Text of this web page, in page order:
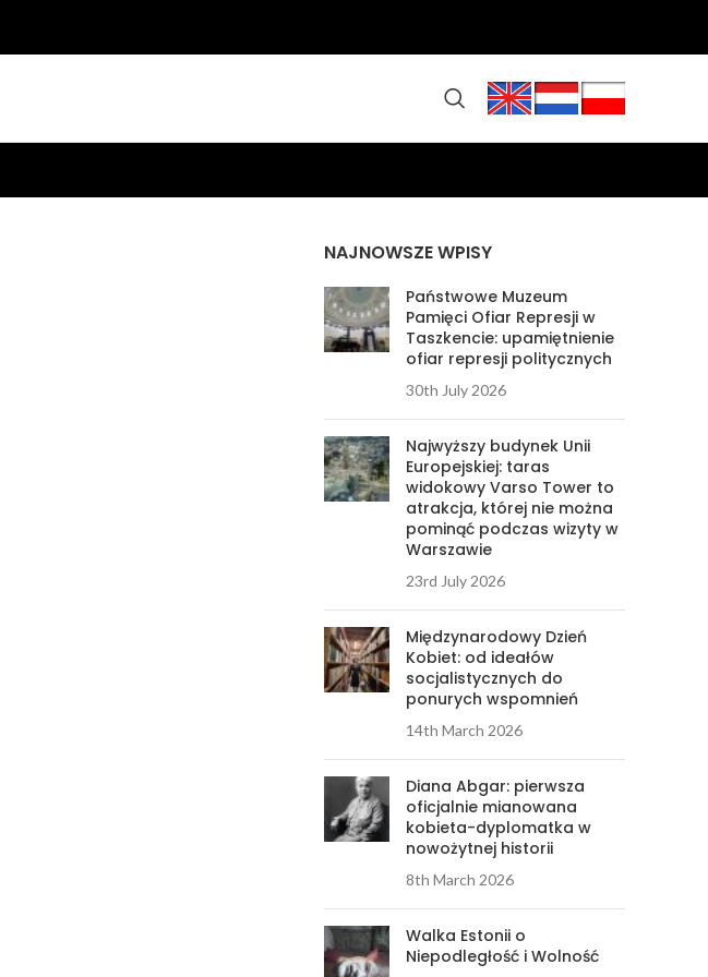
NAJNOWSZE WPISY
Państwowe Muzeum
Pamięci Ofiar Represji w
Taszkencie: upamiętnienie
ofiar represji politycznych
30th July 2026
Najwyższy budynek Unii
Europejskiej: taras
widokowy Varso Tower to
atrakcja, której nie można
pominąć podczas wizyty w
Warszawie
23rd July 2026
Międzynarodowy Dzień
Kobiet: od ideałów
socjalistycznych do
ponurych wspomnień
14th March 2026
Diana Abgar: pierwsza
oficjalnie mianowana
kobieta-dyplomatka w
nowożytnej historii
8th March 2026
Walka Estonii o
Niepodległość i Wolność